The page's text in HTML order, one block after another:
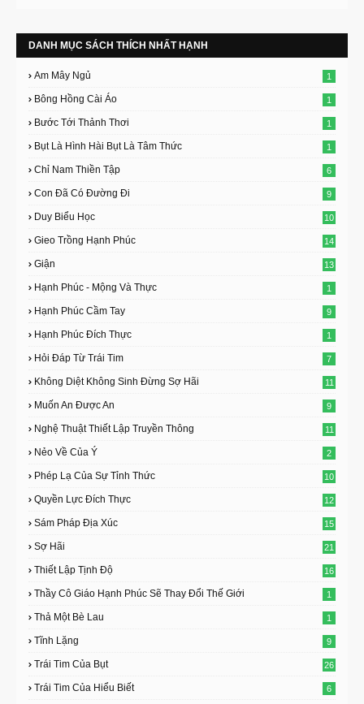
DANH MỤC SÁCH THÍCH NHẤT HẠNH
Am Mây Ngủ 1
Bông Hồng Cài Áo 1
Bước Tới Thảnh Thơi 1
Bụt Là Hình Hài Bụt Là Tâm Thức 1
Chỉ Nam Thiền Tập 6
Con Đã Có Đường Đi 9
Duy Biểu Học 10
Gieo Trồng Hạnh Phúc 14
Giận 13
Hạnh Phúc - Mộng Và Thực 1
Hạnh Phúc Cầm Tay 9
Hạnh Phúc Đích Thực 1
Hỏi Đáp Từ Trái Tim 7
Không Diệt Không Sinh Đừng Sợ Hãi 11
Muốn An Được An 9
Nghệ Thuật Thiết Lập Truyền Thông 11
Nẻo Về Của Ý 2
Phép Lạ Của Sự Tỉnh Thức 10
Quyền Lực Đích Thực 12
Sám Pháp Địa Xúc 15
Sợ Hãi 21
Thiết Lập Tịnh Độ 16
Thầy Cô Giáo Hạnh Phúc Sẽ Thay Đổi Thế Giới 1
Thả Một Bè Lau 1
Tĩnh Lặng 9
Trái Tim Của Bụt 26
Trái Tim Của Hiểu Biết 6